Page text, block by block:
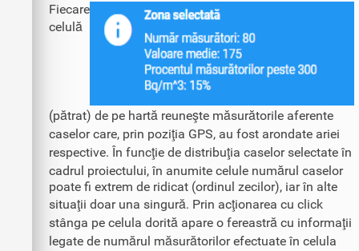
Fiecare
celulă
(pătrat) de pe hartă reuneşte măsurătorile aferente
caselor care, prin poziţia GPS, au fost arondate ariei
respective. În funcţie de distribuţia caselor selectate în
cadrul proiectului, în anumite celule numărul caselor
poate fi extrem de ridicat (ordinul zecilor), iar în alte
situaţii doar una singură. Prin acţionarea cu click
stânga pe celula dorită apare o fereastră cu informaţii
legate de numărul măsurătorilor efectuate în celula